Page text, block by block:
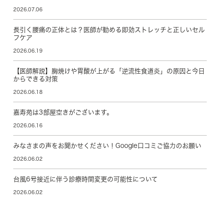
2026.07.06
長引く腰痛の正体とは？医師が勧める即効ストレッチと正しいセル
フケア
2026.06.19
【医師解説】胸焼けや胃酸が上がる「逆流性食道炎」の原因と今日
からできる対策
2026.06.18
嘉寿苑は3部屋空きがございます。
2026.06.16
みなさまの声をお聞かせください！Google口コミご協力のお願い
2026.06.02
台風6号接近に伴う診療時間変更の可能性について
2026.06.02